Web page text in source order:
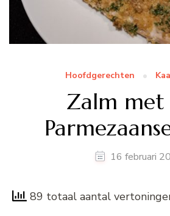
Hoofdgerechten
Zalm met
16 februari
89 totaal aantal